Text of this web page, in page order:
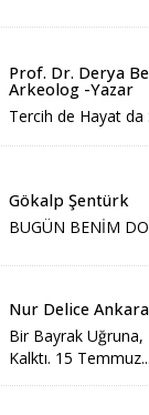
Prof. Dr. Derya
Arkeolog -Yazar
Tercih de Hayat da
Gökalp Şentürk
BUGÜN BENİM
Nur Delice
Bir Bayrak
Kalktı. 15 Temmuz...